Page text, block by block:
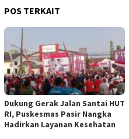
POS TERKAIT
Dukung Gerak Jalan Santai HUT
RI, Puskesmas Pasir Nangka
Hadirkan Layanan Kesehatan